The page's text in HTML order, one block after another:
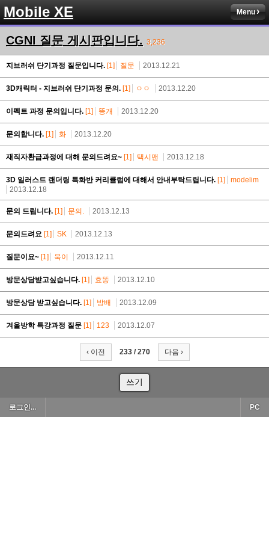
Mobile XE Menu
CGNI 질문 게시판입니다. 3,236
지브러쉬 단기과정 질문입니다. [1] 질문 2013.12.21
3D캐릭터 - 지브러쉬 단기과정 문의. [1] ㅇㅇ 2013.12.20
이펙트 과정 문의입니다. [1] 똥개 2013.12.20
문의합니다. [1] 화 2013.12.20
재직자환급과정에 대해 문의드려요~ [1] 택시맨 2013.12.18
3D 일러스트 랜더링 특화반 커리큘럼에 대해서 안내부탁드립니다. [1]
modelim
2013.12.18
문의 드립니다. [1] 문의. 2013.12.13
문의드려요 [1] SK 2013.12.13
질문이요~ [1] 욱이 2013.12.11
방문상담받고싶습니다. [1] 효똥 2013.12.10
방문상담 받고싶습니다. [1] 방배 2013.12.09
겨울방학 특강과정 질문 [1] 123 2013.12.07
‹ 이전 233 / 270 다음 ›
쓰기
로그인... PC